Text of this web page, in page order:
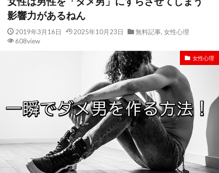
影響力があるねん
2019年3月16日 2025年10月23日 無料記事, 女性心理
608view
女性心理